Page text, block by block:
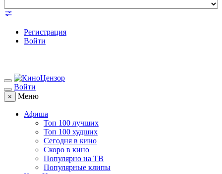
Регистрация
Войти
Войти
× Меню
Афиша
Топ 100 лучших
Топ 100 худших
Сегодня в кино
Скоро в кино
Популярно на ТВ
Популярные клипы